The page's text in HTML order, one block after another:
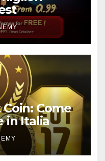
Coin: Come
in Italia